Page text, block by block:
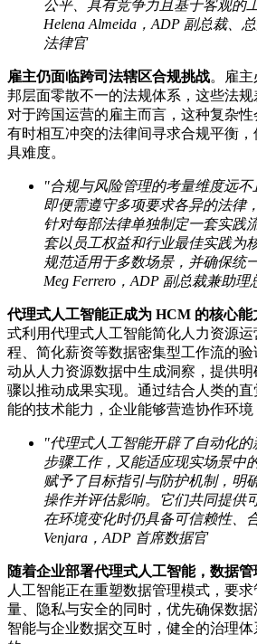
公平、具有竞争力且基于客观的
Helena Almeida ，ADP 副总裁、
法律官
雇主仍面临跨司法辖区合规挑战。雇
邦层面零散不一的法规体系，这些法规
对于跨国运营的雇主而言，这种复杂
有时相互冲突的法律间寻求合规平衡
具难度。
"合规与风险管理的考量维度远不
即便需遵守多项要求各异的法律
针对每部法律单独制定一套实践
套以员工权益和行业最佳实践为
规范适用于多数场景，并确保统
Meg Ferrero ，ADP 副总裁兼助理
代理式人工智能正成为 HCM 的核心能
式利用代理式人工智能简化人力资源
程、简化薪资等数据密集型工作流的
动从人力资源数据中生成洞察，提供
骤以推动成果实现。通过结合人类的
能的技术能力，企业能够营造协作环境
"代理式人工智能开辟了自动化
步骤工作，又能适应现实场景中
赋予了目标指引与防护机制，明
操作并评估影响。它们共同提供
在环境变化时仍具备可信赖性、
Venjara ，ADP 首席数据官
随着企业部署代理式人工智能，数据
人工智能正在重塑数据管理模式，要
量、隐私与安全的同时，优先确保数
智能与企业数据交互时，健全的治理